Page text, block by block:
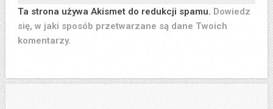
Ta strona używa Akismet do redukcji spamu. Dowiedz
się, w jaki sposób przetwarzane są dane Twoich
komentarzy.